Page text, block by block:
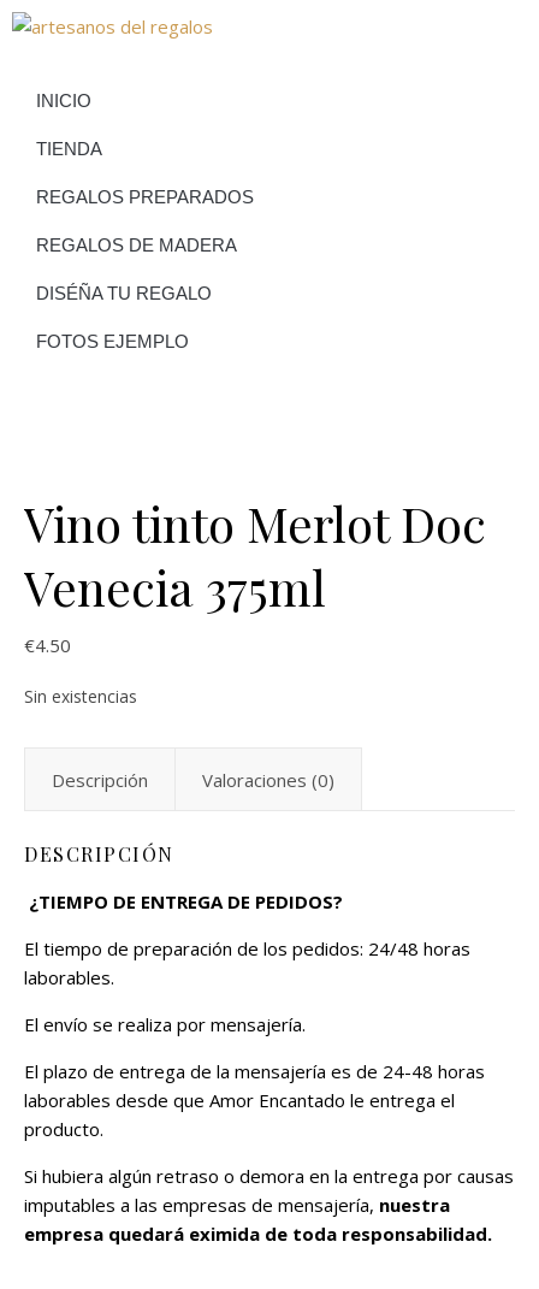
INICIO
TIENDA
REGALOS PREPARADOS
REGALOS DE MADERA
DISÉÑA TU REGALO
FOTOS EJEMPLO
Vino tinto Merlot Doc
Venecia 375ml
€4.50
Sin existencias
Descripción Valoraciones (0)
DESCRIPCIÓN
¿TIEMPO DE ENTREGA DE PEDIDOS?
El tiempo de preparación de los pedidos: 24/48 horas
laborables.
El envío se realiza por mensajería.
El plazo de entrega de la mensajería es de 24-48 horas
laborables desde que Amor Encantado le entrega el
producto.
Si hubiera algún retraso o demora en la entrega por causas
imputables a las empresas de mensajería, nuestra
empresa quedará eximida de toda responsabilidad.